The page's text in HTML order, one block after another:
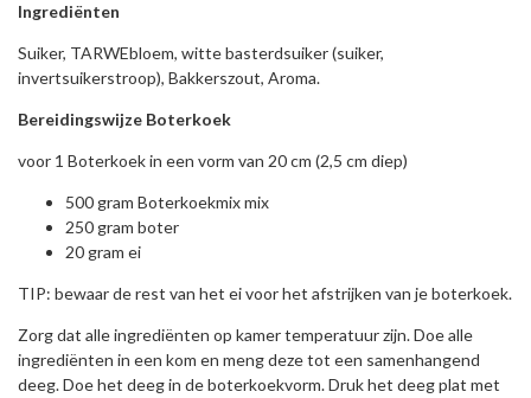
Ingrediënten
Suiker, TARWEbloem, witte basterdsuiker (suiker,
invertsuikerstroop), Bakkerszout, Aroma.
Bereidingswijze Boterkoek
voor 1 Boterkoek in een vorm van 20 cm (2,5 cm diep)
500 gram Boterkoekmix mix
250 gram boter
20 gram ei
TIP: bewaar de rest van het ei voor het afstrijken van je boterkoek.
Zorg dat alle ingrediënten op kamer temperatuur zijn. Doe alle
ingrediënten in een kom en meng deze tot een samenhangend
deeg. Doe het deeg in de boterkoekvorm. Druk het deeg plat met